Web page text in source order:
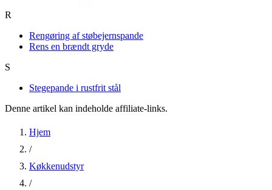
R
Rengøring af støbejernspande
Rens en brændt gryde
S
Stegepande i rustfrit stål
Denne artikel kan indeholde affiliate-links.
Hjem
/
Køkkenudstyr
/